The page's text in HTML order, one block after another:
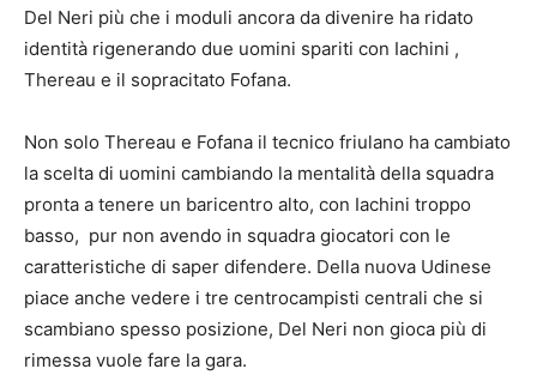
Del Neri più che i moduli ancora da divenire ha ridato
identità rigenerando due uomini spariti con Iachini ,
Thereau e il sopracitato Fofana.
Non solo Thereau e Fofana il tecnico friulano ha cambiato
la scelta di uomini cambiando la mentalità della squadra
pronta a tenere un baricentro alto, con Iachini troppo
basso, pur non avendo in squadra giocatori con le
caratteristiche di saper difendere. Della nuova Udinese
piace anche vedere i tre centrocampisti centrali che si
scambiano spesso posizione, Del Neri non gioca più di
rimessa vuole fare la gara.